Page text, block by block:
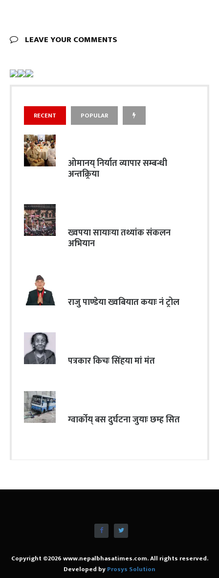
LEAVE YOUR COMMENTS
RECENT POPULAR
ओमानय् निर्यात व्यापार सम्बन्धी
अन्तक्र्रिया
ख्वपया सायाःया तथ्यांक संकलन
अभियान
राजु पाण्डेया ख्वबियात कयाः नं ट्रोल
पत्रकार किचः सिंहया मां मंत
ग्वार्कोय् बस दुर्घटना जुयाः छम्ह सित
Copyright ©2026 www.nepalbhasatimes.com. All rights reserved.
Developed byProsys Solution